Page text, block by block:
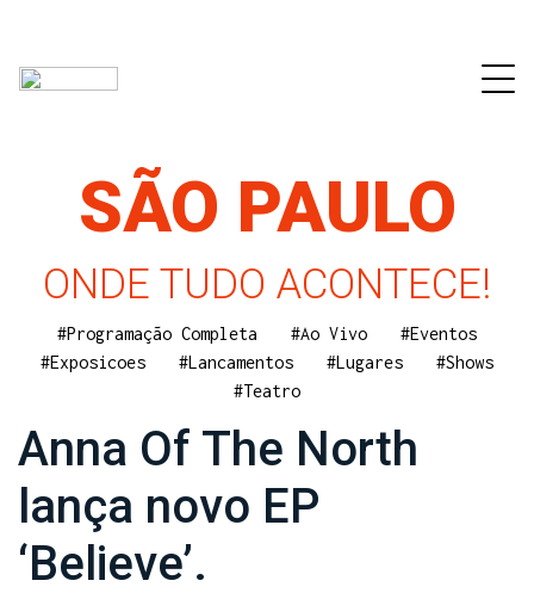
SÃO PAULO
ONDE TUDO ACONTECE!
#Programação Completa #Ao Vivo
#Eventos
#Exposicoes
#Lancamentos #Lugares
#Shows
#Teatro
Anna Of The North
lança novo EP
‘Believe’.